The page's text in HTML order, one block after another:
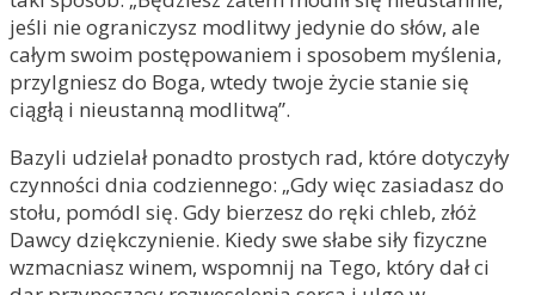
jeśli nie ograniczysz modlitwy jedynie do słów, ale
całym swoim postępowaniem i sposobem myślenia,
przylgniesz do Boga, wtedy twoje życie stanie się
ciągłą i nieustanną modlitwą”.
Bazyli udzielał ponadto prostych rad, które dotyczyły
czynności dnia codziennego: „Gdy więc zasiadasz do
stołu, pomódl się. Gdy bierzesz do ręki chleb, złóż
Dawcy dziękczynienie. Kiedy swe słabe siły fizyczne
wzmacniasz winem, wspomnij na Tego, który dał ci